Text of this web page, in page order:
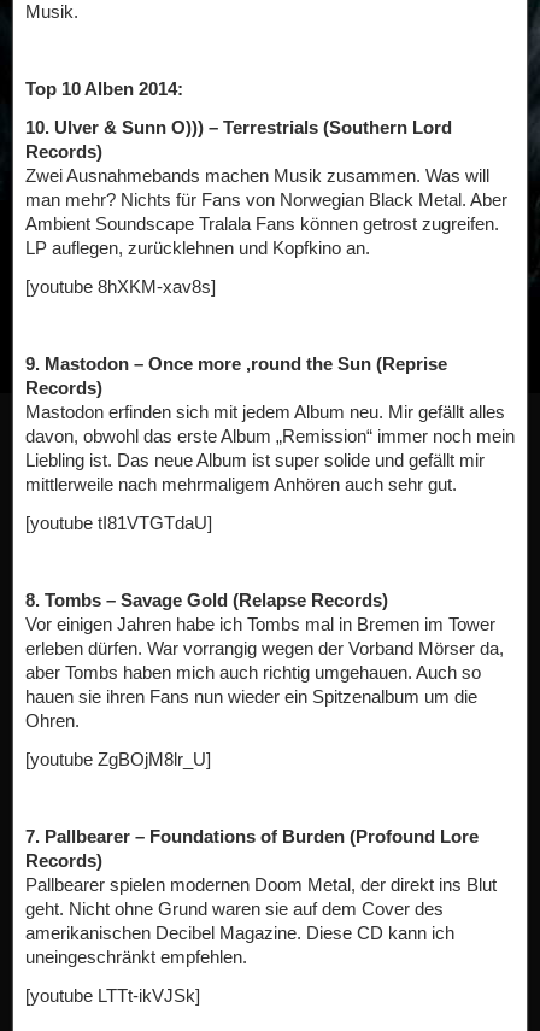
Musik.
Top 10 Alben 2014:
10. Ulver & Sunn O))) – Terrestrials (Southern Lord
Records)
Zwei Ausnahmebands machen Musik zusammen. Was will
man mehr? Nichts für Fans von Norwegian Black Metal. Aber
Ambient Soundscape Tralala Fans können getrost zugreifen.
LP auflegen, zurücklehnen und Kopfkino an.
[youtube 8hXKM-xav8s]
9. Mastodon – Once more ‚round the Sun (Reprise
Records)
Mastodon erfinden sich mit jedem Album neu. Mir gefällt alles
davon, obwohl das erste Album „Remission“ immer noch mein
Liebling ist. Das neue Album ist super solide und gefällt mir
mittlerweile nach mehrmaligem Anhören auch sehr gut.
[youtube tI81VTGTdaU]
8. Tombs – Savage Gold (Relapse Records)
Vor einigen Jahren habe ich Tombs mal in Bremen im Tower
erleben dürfen. War vorrangig wegen der Vorband Mörser da,
aber Tombs haben mich auch richtig umgehauen. Auch so
hauen sie ihren Fans nun wieder ein Spitzenalbum um die
Ohren.
[youtube ZgBOjM8lr_U]
7. Pallbearer – Foundations of Burden (Profound Lore
Records)
Pallbearer spielen modernen Doom Metal, der direkt ins Blut
geht. Nicht ohne Grund waren sie auf dem Cover des
amerikanischen Decibel Magazine. Diese CD kann ich
uneingeschränkt empfehlen.
[youtube LTTt-ikVJSk]